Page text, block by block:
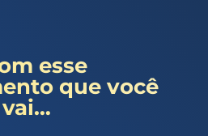
esse
que você
vai…